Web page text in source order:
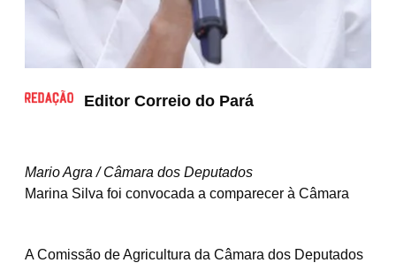
Editor Correio do Pará
Mario Agra / Câmara dos Deputados
Marina Silva foi convocada a comparecer à Câmara
A Comissão de Agricultura da Câmara dos Deputados